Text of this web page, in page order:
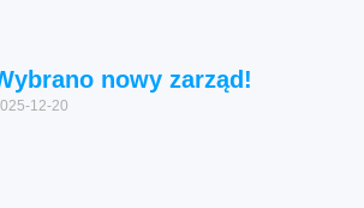
nowy zarząd!
12-20